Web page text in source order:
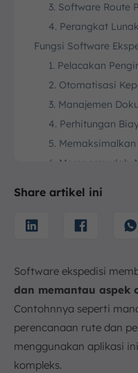
3. Software Route
4. Perangkat
Fungsi Software
1. Pelacakan
2. Otomatisasi
3. Manajemen
4. Perhitungan
5.
6. Mempermudah
10 Rekomendasi
1. Software
3. Software
4. Program
5. Software
6. Software untuk
7. Program
8. SAP Logistics
Share artikel ini
Software ekspedisi
dan memantau aspek
Contohnnya seperti
perencanaan rute dan
menggunakan aplikasi
kompleks.